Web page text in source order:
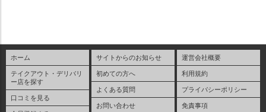
ホーム
テイクアウト・デリバリ
ー店を探す
口コミを見る
サイトからのお知らせ
初めての方へ
よくある質問
お問い合わせ
運営会社概要
利用規約
プライバシーポリシー
免責事項